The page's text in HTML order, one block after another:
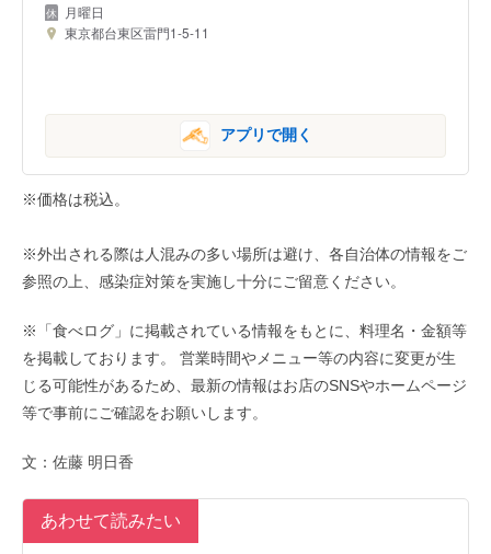
月曜日
東京都台東区雷門1-5-11
アプリで開く
※価格は税込。
※外出される際は人混みの多い場所は避け、各自治体の情報をご
参照の上、感染症対策を実施し十分にご留意ください。
※「食べログ」に掲載されている情報をもとに、料理名・金額等
を掲載しております。 営業時間やメニュー等の内容に変更が生
じる可能性があるため、最新の情報はお店のSNSやホームページ
等で事前にご確認をお願いします。
文：佐藤 明日香
あわせて読みたい